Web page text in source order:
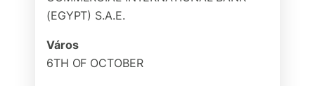
(EGYPT) S.A.E.
Város
6TH OF OCTOBER